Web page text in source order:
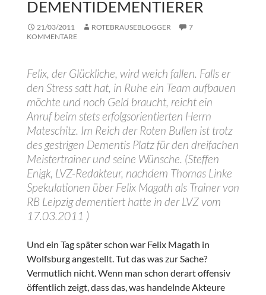
DEMENTIDEMENTIERER
21/03/2011 ROTEBRAUSEBLOGGER
7
KOMMENTARE
Felix, der Glückliche, wird weich fallen. Falls er
den Stress satt hat, in Ruhe ein Team aufbauen
möchte und noch Geld braucht, reicht ein
Anruf beim stets erfolgsorientierten Herrn
Mateschitz. Im Reich der Roten Bullen ist trotz
des gestrigen Dementis Platz für den dreifachen
Meistertrainer und seine Wünsche. (Steffen
Enigk, LVZ-Redakteur, nachdem Thomas Linke
Spekulationen über Felix Magath als Trainer von
RB Leipzig dementiert hatte in der LVZ vom
17.03.2011 )
Und ein Tag später schon war Felix Magath in
Wolfsburg angestellt. Tut das was zur Sache?
Vermutlich nicht. Wenn man schon derart offensiv
öffentlich zeigt, dass das, was handelnde Akteure